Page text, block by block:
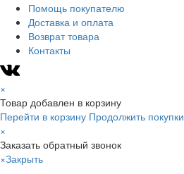
Помощь покупателю
Доставка и оплата
Возврат товара
Контакты
×
Товар добавлен в корзину
Перейти в корзину Продолжить покупки
×
Заказать обратный звонок
×Закрыть